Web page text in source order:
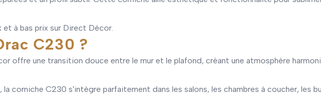
à bas prix sur Direct Décor.
C230 ?
offre une transition douce entre le mur et le plafond, créant une atmosphère
, la corniche C230 s'intègre parfaitement dans les salons, les chambres à coucher, les